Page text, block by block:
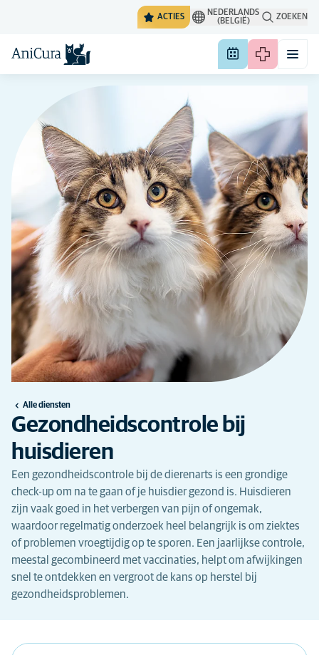
ACTIES
NEDERLANDS
(BELGIË)
ZOEKEN
Alle diensten
Gezondheidscontrole bij
huisdieren
Een gezondheidscontrole bij de dierenarts is een grondige
check-up om na te gaan of je huisdier gezond is. Huisdieren
zijn vaak goed in het verbergen van pijn of ongemak,
waardoor regelmatig onderzoek heel belangrijk is om ziektes
of problemen vroegtijdig op te sporen. Een jaarlijkse controle,
meestal gecombineerd met vaccinaties, helpt om afwijkingen
snel te ontdekken en vergroot de kans op herstel bij
gezondheidsproblemen.